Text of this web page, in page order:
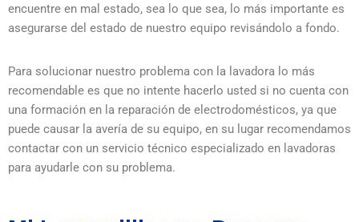
encuentre en mal estado, sea lo que sea, lo más importante es
asegurarse del estado de nuestro equipo revisándolo a fondo.
Para solucionar nuestro problema con la lavadora lo más
recomendable es que no intente hacerlo usted si no cuenta con
una formación en la reparación de electrodomésticos, ya que
puede causar la avería de su equipo, en su lugar recomendamos
contactar con un servicio técnico especializado en lavadoras
para ayudarle con su problema.